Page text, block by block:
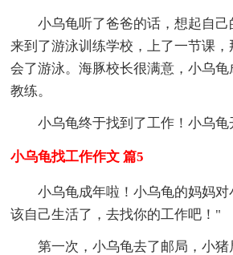
小乌龟听了爸爸的话，想起自己
来到了游泳训练学校，上了一节课
会了游泳。海豚校长很满意，小乌
教练。
小乌龟终于找到了工作！小乌龟
小乌龟找工作作文 篇5
小乌龟成年啦！小乌龟的妈妈对
该自己生活了，去找你的工作吧！"
第一次，小乌龟去了邮局，小猪